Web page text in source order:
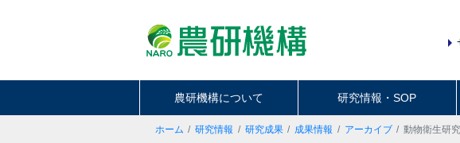
農研機構について 研究情報・SOP
ホーム 研究情報 研究成果 成果情報 アーカイブ 動物衛生研